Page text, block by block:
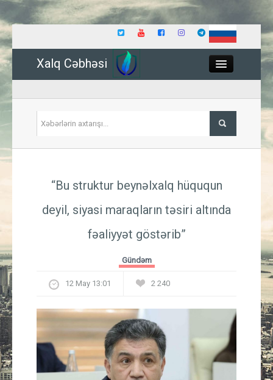
Xalq Cəbhəsi
İqtisadiyyat
Güney Azərbaycan
Müsahibə
“Bu struktur beynəlxalq hüququn
deyil, siyasi maraqların təsiri altında
fəaliyyət göstərib”
Gündəm
12 May 13:01 2 240